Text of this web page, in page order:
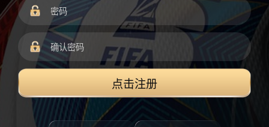
点击注册